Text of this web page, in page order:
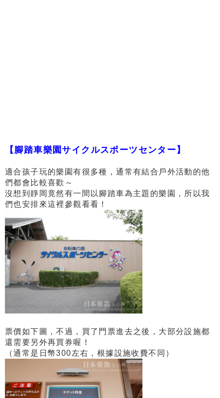
【腳踏車樂園サイクルスポーツセンター】
適合孩子玩的樂園有很多種，通常有結合戶外活動的他
們都會比較喜歡～
沒想到靜岡竟然有一間以腳踏車為主題的樂園，所以我
們也安排來這裡參觀看看！
票價如下圖，不過，買了門票進去之後，大部分設施都
還需要另外再買券喔！
（通常是日幣300左右，根據設施收費不同）